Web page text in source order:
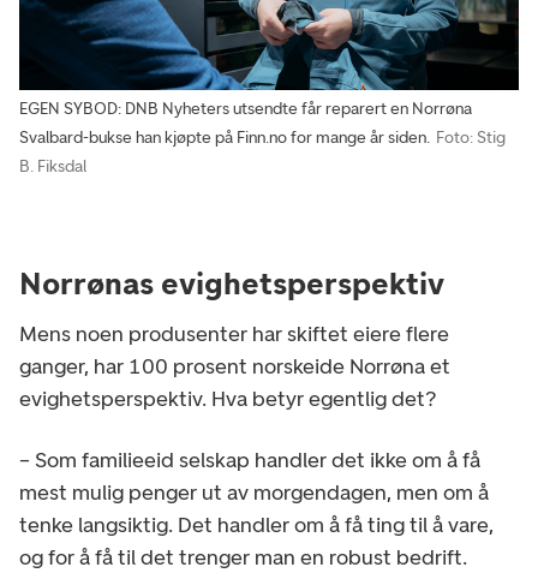
EGEN SYBOD: DNB Nyheters utsendte får reparert en Norrøna
Svalbard-bukse han kjøpte på Finn.no for mange år siden. Foto: Stig
B. Fiksdal
Norrønas evighetsperspektiv
Mens noen produsenter har skiftet eiere flere
ganger, har 100 prosent norskeide Norrøna et
evighetsperspektiv. Hva betyr egentlig det?
– Som familieeid selskap handler det ikke om å få
mest mulig penger ut av morgendagen, men om å
tenke langsiktig. Det handler om å få ting til å vare,
og for å få til det trenger man en robust bedrift.